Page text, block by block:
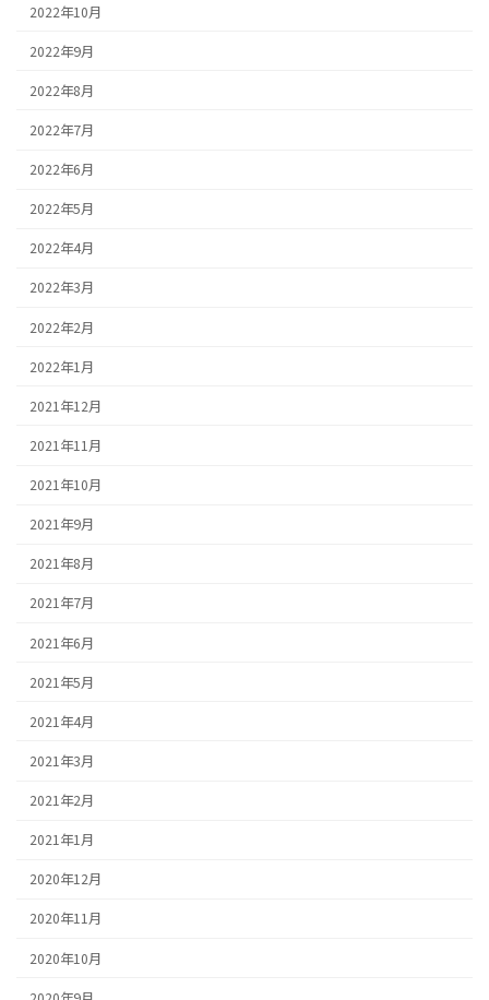
2022年10月
2022年9月
2022年8月
2022年7月
2022年6月
2022年5月
2022年4月
2022年3月
2022年2月
2022年1月
2021年12月
2021年11月
2021年10月
2021年9月
2021年8月
2021年7月
2021年6月
2021年5月
2021年4月
2021年3月
2021年2月
2021年1月
2020年12月
2020年11月
2020年10月